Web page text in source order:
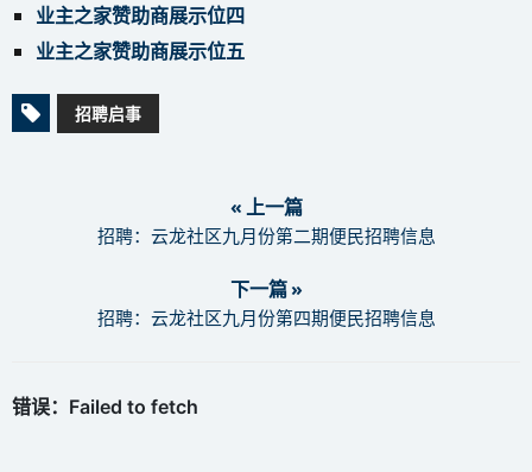
业主之家赞助商展示位四
业主之家赞助商展示位五
招聘启事
« 上一篇
招聘：云龙社区九月份第二期便民招聘信息
下一篇 »
招聘：云龙社区九月份第四期便民招聘信息